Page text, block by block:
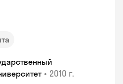
• 2010 г.